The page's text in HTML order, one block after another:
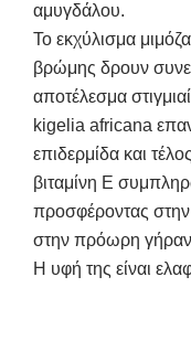
αμυγδάλου.
Το εκχύλισμα
βρώμης δρουν
αποτέλεσμα
kigelia africana
επιδερμίδα και
βιταμίνη E
προσφέροντας στην
στην πρόωρη
Η υφή της είναι